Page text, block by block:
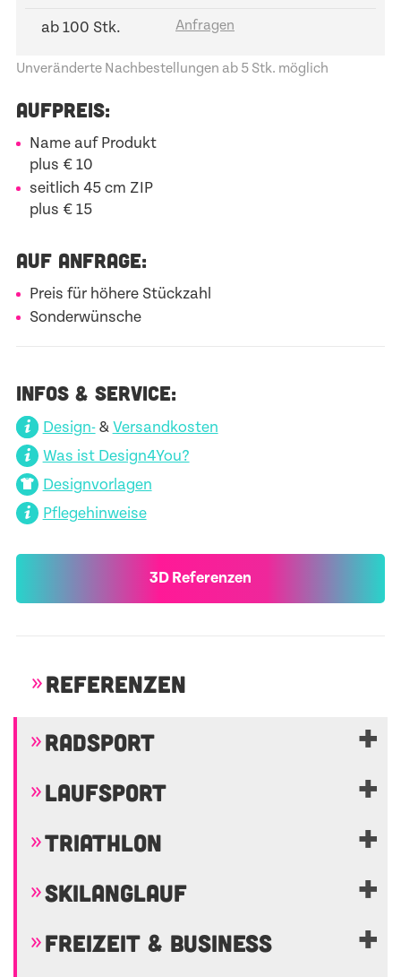
ab 100 Stk.
Unveränderte Nachbestellungen ab 5 Stk. möglich
AUFPREIS:
Name auf Produkt
plus € 10
seitlich 45 cm ZIP
plus € 15
AUF ANFRAGE:
Preis für höhere Stückzahl
Sonderwünsche
INFOS & SERVICE:
Design-& Versandkosten
Was ist Design4You?
Designvorlagen
Pflegehinweise
3D Referenzen
REFERENZEN
RADSPORT
LAUFSPORT
TRIATHLON
SKILANGLAUF
FREIZEIT & BUSINESS